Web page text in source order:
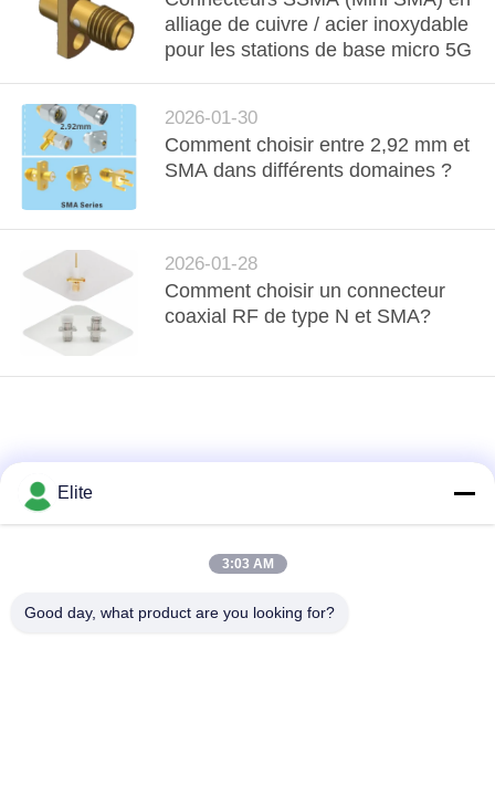
PRIVACY
POLICY
alliage de cuivre / acier inoxydable
pour les stations de base micro 5G
2026-01-30
Comment choisir entre 2,92 mm et
SMA dans différents domaines ?
2026-01-28
Comment choisir un connecteur
coaxial RF de type N et SMA?
Elite
3:03 AM
Good day, what product are you looking for?